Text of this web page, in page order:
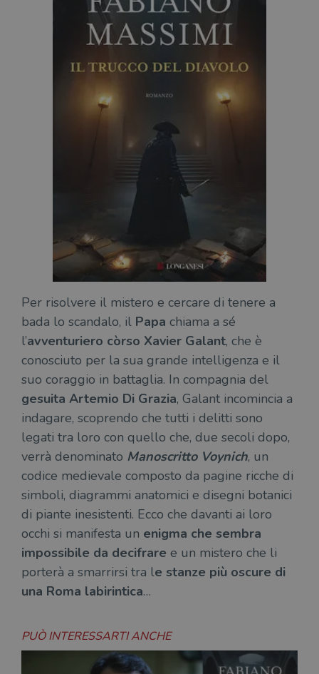
Per risolvere il mistero e cercare di tenere a
bada lo scandalo, il Papa chiama a sé
l’avventuriero còrso Xavier Galant, che è
conosciuto per la sua grande intelligenza e il
suo coraggio in battaglia. In compagnia del
gesuita Artemio Di Grazia, Galant incomincia a
indagare, scoprendo che tutti i delitti sono
legati tra loro con quello che, due secoli dopo,
verrà denominato Manoscritto Voynich, un
codice medievale composto da pagine ricche di
simboli, diagrammi anatomici e disegni botanici
di piante inesistenti. Ecco che davanti ai loro
occhi si manifesta un enigma che sembra
impossibile da decifrare e un mistero che li
porterà a smarrirsi tra le stanze più oscure di
una Roma labirintica…
PUÒ INTERESSARTI ANCHE